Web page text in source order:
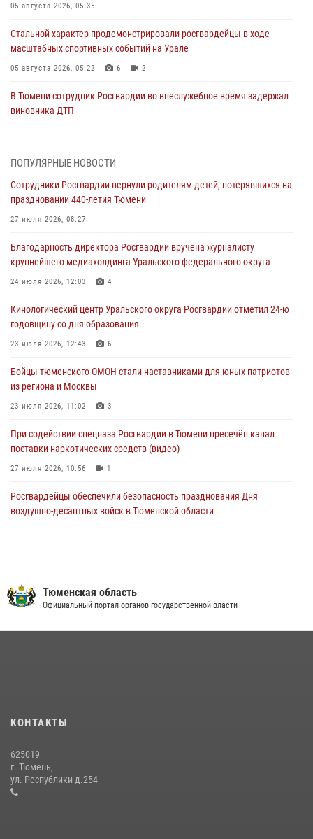
05 августа 2026, 05:35
Стальной характер продемонстрировали росгвардейцы в ходе
масштабных спортивных событий на Урале
05 августа 2026, 05:22 6 2
В Тюмени сотрудник Росгвардии во внеслужебное время задержал
виновника ДТП
Со 101-м Днём рождения поздравили сотрудники Росгвардии
04 августа 2026, 11:07
Спецназ Росгвардии провел комплексную тренировку в полевых
04 августа 2026, 06:28
Тюменские правоохранители провели соревнования по стрельбе
Росгвардия противодействует БПЛА ВСУ на южном направлении
ПОПУЛЯРНЫЕ НОВОСТИ
Сотрудники Росгвардии вернули родителям детей, потерявшихся на
праздновании 440-летия Тюмени
27 июля 2026, 08:27
Благодарность директора Росгвардии вручена журналисту
крупнейшего медиахолдинга Уральского федерального округа
24 июля 2026, 12:03 4
Кинологический центр Уральского округа Росгвардии отметил 24-ю
годовщину со дня образования
23 июля 2026, 12:43 6
Бойцы тюменского ОМОН стали наставниками для юных патриотов
из региона и Москвы
23 июля 2026, 11:02 3
При содействии спецназа Росгвардии в Тюмени пресечён канал
поставки наркотических средств (видео)
27 июля 2026, 10:56 1
Росгвардейцы обеспечили безопасность празднования Дня
воздушно-десантных войск в Тюменской области
10 июля 2026, 11:46 7
Росгвардейцы в День семьи, любви и верности оказали помощь
жителям Тюмени, оказавшимся в сложной жизненной ситуации
08 июля 2026, 09:38
Тюменская область
Официальный портал органов государственной власти
КОНТАКТЫ
625019
г. Тюмень,
ул. Республики д.254